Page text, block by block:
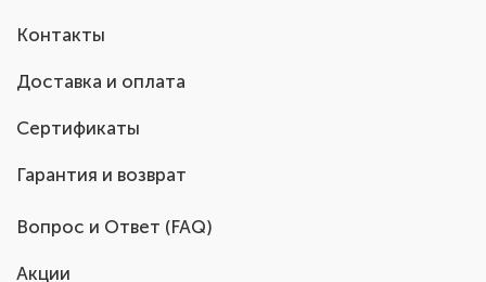
Контакты
Доставка и оплата
Сертификаты
Гарантия и возврат
Вопрос и Ответ (FAQ)
Акции